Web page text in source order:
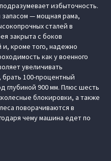
избыточность.
запасом — мощная рама,
сталей в
закрыта с боков
и, кроме того, надежно
как у военного
увеличивать
100-процентный
глубиной 900 мм. Плюс шесть
блокировки, а также
поворачиваются в
чему машина едет по